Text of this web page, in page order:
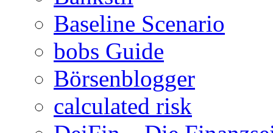
Baseline Scenario
bobs Guide
Börsenblogger
calculated risk